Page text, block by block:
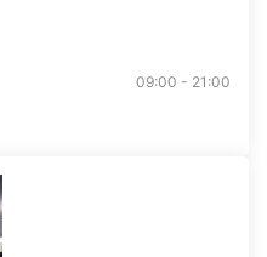
09:00 - 21:00